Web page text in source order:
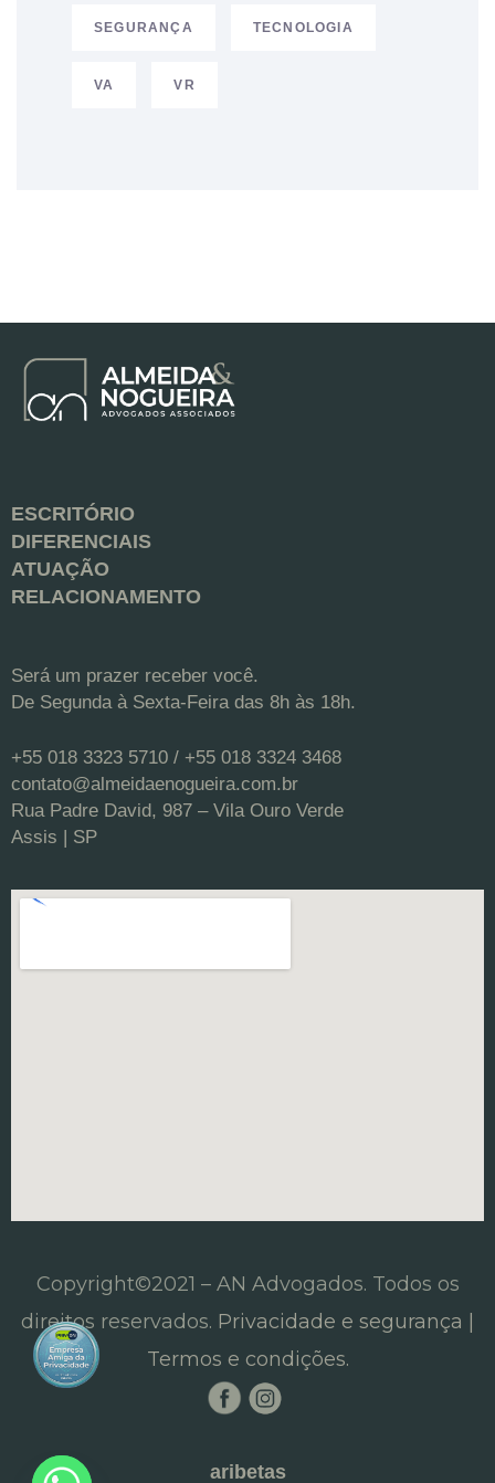
SEGURANÇA TECNOLOGIA
VA VR
ESCRITÓRIO
DIFERENCIAIS
ATUAÇÃO
RELACIONAMENTO
Será um prazer receber você.
De Segunda à Sexta-Feira das 8h às 18h.
+55 018 3323 5710 / +55 018 3324 3468
contato@almeidaenogueira.com.br
Rua Padre David, 987 – Vila Ouro Verde
Assis | SP
Copyright©2021 – AN Advogados. Todos os
direitos reservados. Privacidade e segurança |
Termos e condições.
aribetas